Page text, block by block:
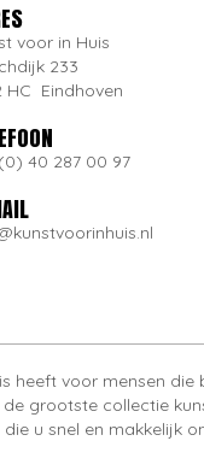
voor in Huis
233
HC Eindhoven
40 287 00 97
heeft voor mensen
de grootste collectie
u snel en makkelijk